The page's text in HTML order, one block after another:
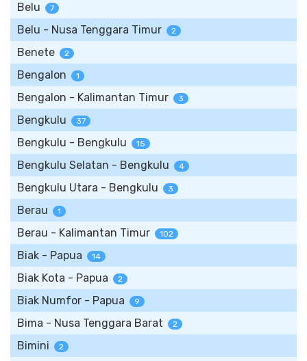
Belu 7
Belu - Nusa Tenggara Timur 2
Benete 2
Bengalon 1
Bengalon - Kalimantan Timur 3
Bengkulu 37
Bengkulu - Bengkulu 15
Bengkulu Selatan - Bengkulu 4
Bengkulu Utara - Bengkulu 3
Berau 1
Berau - Kalimantan Timur 102
Biak - Papua 14
Biak Kota - Papua 2
Biak Numfor - Papua 9
Bima - Nusa Tenggara Barat 2
Bimini 2